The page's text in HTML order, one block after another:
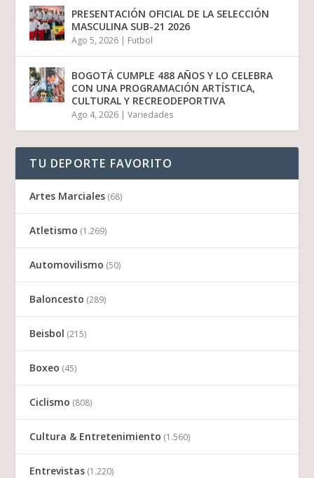
PRESENTACIÓN OFICIAL DE LA SELECCIÓN
MASCULINA SUB-21 2026
Ago 5, 2026 | Futbol
BOGOTÁ CUMPLE 488 AÑOS Y LO CELEBRA
CON UNA PROGRAMACIÓN ARTÍSTICA,
CULTURAL Y RECREODEPORTIVA
Ago 4, 2026 |Variedades
TU DEPORTE FAVORITO
Artes Marciales (68)
Atletismo (1.269)
Automovilismo (50)
Baloncesto (289)
Beisbol (215)
Boxeo (45)
Ciclismo (808)
Cultura & Entretenimiento (1.560)
Entrevistas (1.220)